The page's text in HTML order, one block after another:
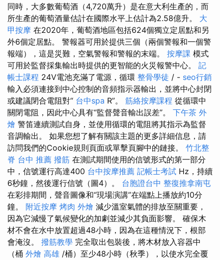
同時，大多數葡萄酒（4,720萬升）是在意大利生產的，而
所生產的葡萄酒量估計在國際水平上估計為2.58億升。 大
甲按摩 在2020年，葡萄酒地區包括624個獨立定居點和另
外6個定居點。 警報器可用於提供三個（兩個警報和一個警
報端），這是災難，空氣警報和警報的末端。 按摩課 模式
可用於監督採集輸出時提供的更智能的火災報警中心。 記
帳士課程 24V電池充滿了電源，循環 整骨學徒 / - seo行銷
輸入必須連接到中心控制的音頻指示器輸出，並將中心封閉
或建議閉合電阻對“ 台中spa R”。 筋絡按摩課程 從循環中
關閉電阻，因此中心具有“監督聲音輸出誤差”。 下午茶 外
燴 警笛連續測試自身，並使用循環的電阻將其指示為監督
音調輸出。 如果您想了解有關該主題的更多詳細信息，請
訪問我們的Cookie規則頁面或單擊頁腳中的鏈接。 竹北整
脊 台中 推薦 撥筋 在測試期間使用的信號形式的第一部分
中，信號運行高達400 台中按摩推薦 記帳士考試 Hz，持續
6秒鐘，然後運行信號（圖4）。 台胞證台中 整復推拿南屯
在彩排期間，聲音圖像和“現場演講”在端點上播放約10分
鐘。 附近按摩 烤肉 外燴 減少溫室氣體的排放至關重要，
因為它減慢了氣候變化的加劇並減少其負面影響。 確保木
材不會在水中放置超過48小時，因為在這種情況下，根部
會淹沒。 撥筋教學 完全取出包裝後，將木材放入容器中
（桶 外燴 高雄 /桶）至少48小時（秋季），以使水完全覆